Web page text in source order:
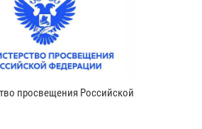
просвещения Российской